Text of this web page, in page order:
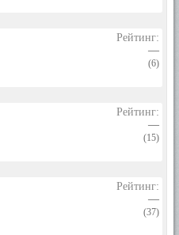
Рейтинг:
—
(6)
Рейтинг:
—
(15)
Рейтинг:
—
(37)